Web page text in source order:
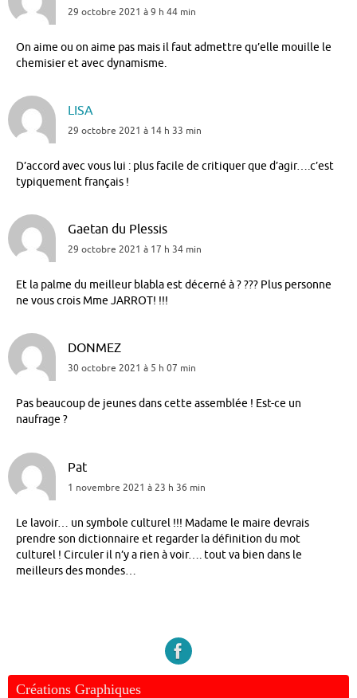
29 octobre 2021 à 9 h 44 min
On aime ou on aime pas mais il faut admettre qu’elle mouille le
chemisier et avec dynamisme.
LISA
29 octobre 2021 à 14 h 33 min
D’accord avec vous lui : plus facile de critiquer que d’agir….c’est
typiquement français !
Gaetan du Plessis
29 octobre 2021 à 17 h 34 min
Et la palme du meilleur blabla est décerné à ? ??? Plus personne
ne vous crois Mme JARROT! !!!
DONMEZ
30 octobre 2021 à 5 h 07 min
Pas beaucoup de jeunes dans cette assemblée ! Est-ce un
naufrage ?
Pat
1 novembre 2021 à 23 h 36 min
Le lavoir… un symbole culturel !!! Madame le maire devrais
prendre son dictionnaire et regarder la définition du mot
culturel ! Circuler il n’y a rien à voir…. tout va bien dans le
meilleurs des mondes…
Créations Graphiques